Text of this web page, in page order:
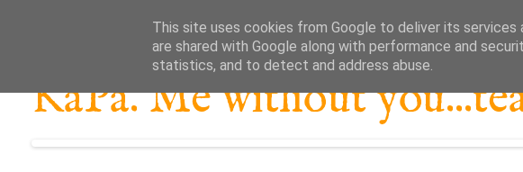
KaPa. Me without
This site uses cookies from Google to deliver its services
are shared with Google along with performance and
statistics, and to detect and address abuse.